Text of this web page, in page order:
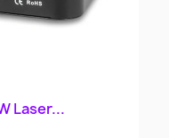
Laser...